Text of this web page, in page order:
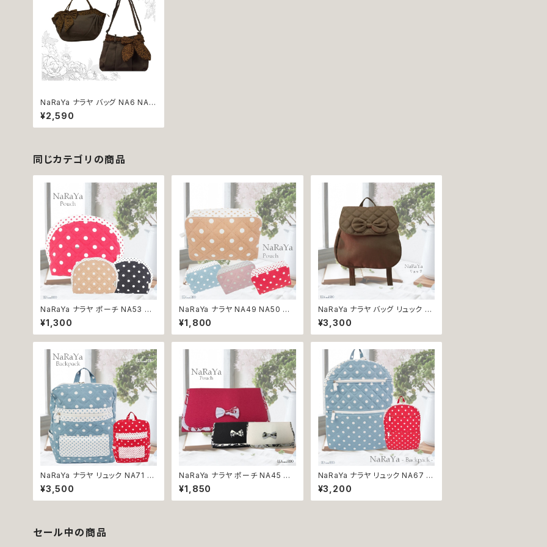
NaRaYa ナラヤ バッグ NA6 NA2
6 リボン フラワー レディース タイ
雑貨 プレゼント 贈り物 返品交換
不可
¥2,590
同じカテゴリの商品
NaRaYa ナラヤ ポーチ NA53 NA
54 NA55 ドーム型 コスメポーチ
化粧ポーチ 小物入れ 水玉 ドット
プレゼント 贈り物 タイ雑貨 返品
¥1,300
NaRaYa ナラヤ NA49 NA50 NA
51 NA52 ポーチ 小物入れ コスメ
ポーチ メイクポーチ 化粧ポーチ
水玉 ドット タイ雑貨 プレゼント 贈
¥1,800
NaRaYa ナラヤ バッグ リュック N
A9 リボン レディース タイ雑貨 鞄
カバン バッグ レディースバッグ プ
レゼント 贈り物 返品交換不可
¥3,300
NaRaYa ナラヤ リュック NA71 N
A72 水玉 ドット レッスンバッグ 子
供用 通勤 通学 マザーバッグ レデ
ィース タイ雑貨 プレゼント 贈り物
¥3,500
NaRaYa ナラヤ ポーチ NA45 NA
46 NA47 コスメポーチ メイクポ
ーチ 小物入れ リボン 鏡付き レデ
ィース タイ雑貨 プレゼント 贈り物
¥1,850
NaRaYa ナラヤ リュック NA67 N
A69 水玉 ドット レッスンバッグ 子
供用 通勤 通学 マザーバッグ レデ
ィース タイ雑貨 プレゼント 贈り物
¥3,200
セール中の商品